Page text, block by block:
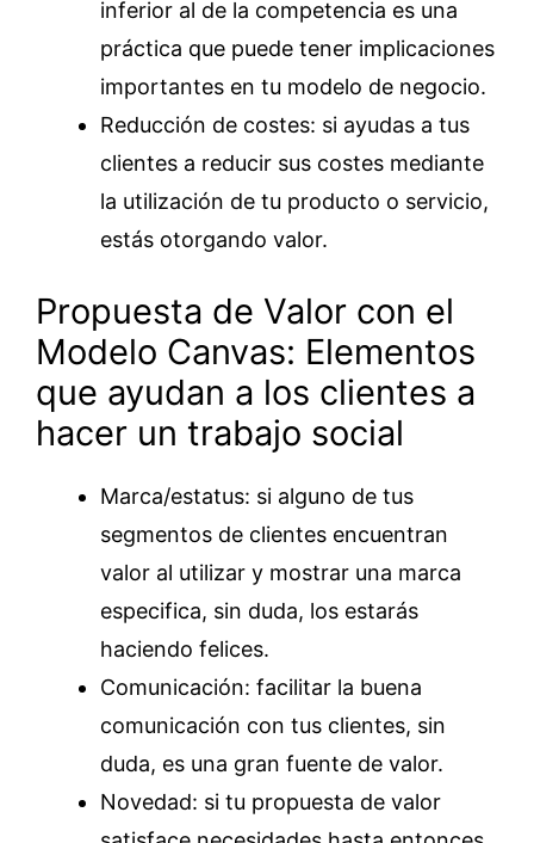
inferior al de la competencia es una
práctica que puede tener implicaciones
importantes en tu modelo de negocio.
Reducción de costes: si ayudas a tus
clientes a reducir sus costes mediante
la utilización de tu producto o servicio,
estás otorgando valor.
Propuesta de Valor con el
Modelo Canvas: Elementos
que ayudan a los clientes a
hacer un trabajo social
Marca/estatus: si alguno de tus
segmentos de clientes encuentran
valor al utilizar y mostrar una marca
especifica, sin duda, los estarás
haciendo felices.
Comunicación: facilitar la buena
comunicación con tus clientes, sin
duda, es una gran fuente de valor.
Novedad: si tu propuesta de valor